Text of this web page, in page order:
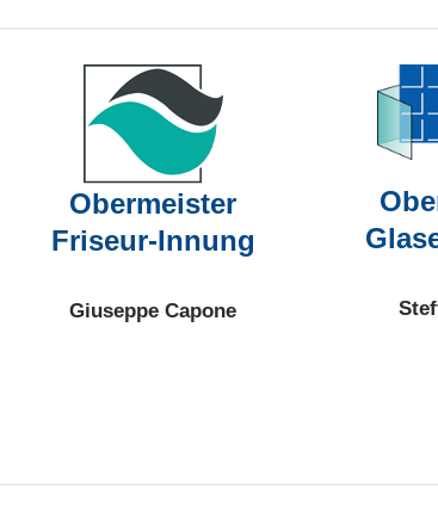
Obermeister
Friseur-Innung
Giuseppe Capone